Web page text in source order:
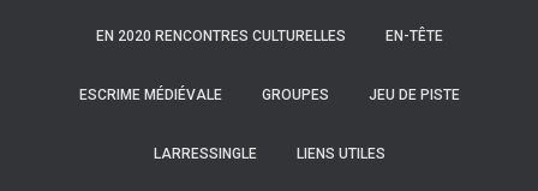
EN 2020 RENCONTRES CULTURELLES EN-TÊTE
ESCRIME MÉDIÉVALE GROUPES JEU DE PISTE
LARRESSINGLE LIENS UTILES